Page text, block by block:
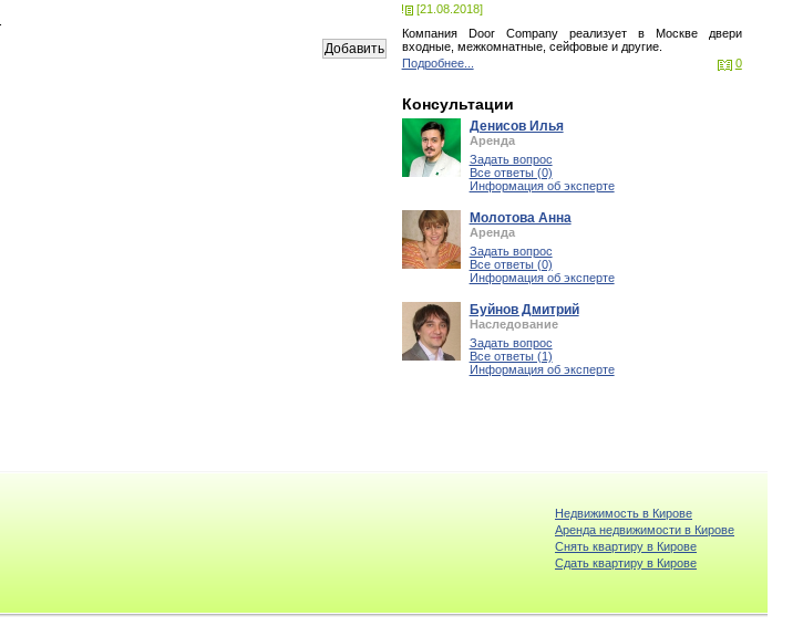
[21.08.2018]
Компания Door Company реализует в Москве двери
входные, межкомнатные, сейфовые и другие.
Подробнее...
0
Консультации
Денисов Илья
Аренда
Задать вопрос
Все ответы (0)
Информация об эксперте
Молотова Анна
Аренда
Задать вопрос
Все ответы (0)
Информация об эксперте
Буйнов Дмитрий
Наследование
Задать вопрос
Все ответы (1)
Информация об эксперте
Недвижимость в Кирове
Аренда недвижимости в Кирове
Снять квартиру в Кирове
Cдать квартиру в Кирове